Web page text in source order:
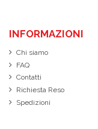
INFORMAZIONI
Chi siamo
FAQ
Contatti
Richiesta Reso
Spedizioni